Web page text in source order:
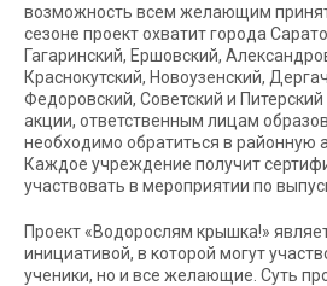
возможность всем желающим
сезоне проект охватит города
Гагаринский, Ершовский,
Краснокутский, Новоузенский,
Федоровский, Советский и
акции, ответственным лицам
необходимо обратиться в районную
Каждое учреждение получит
участвовать в мероприятии по
Проект «Водорослям крышка!»
инициативой, в которой могут
ученики, но и все желающие. Суть